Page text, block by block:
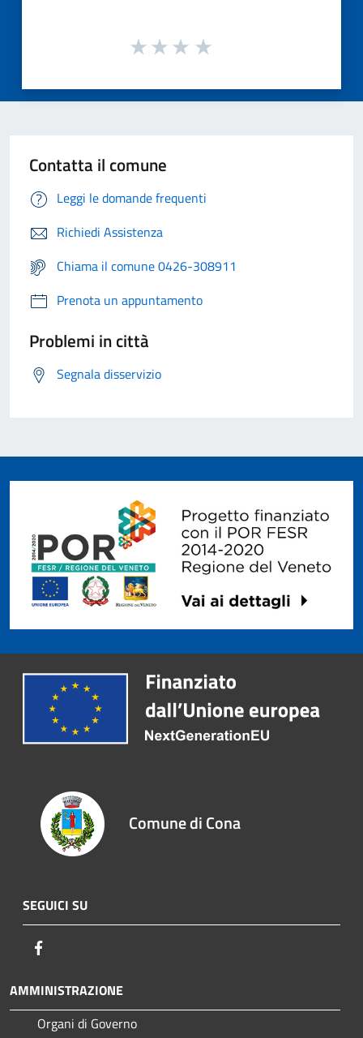
Contatta il comune
Leggi le domande frequenti
Richiedi Assistenza
Chiama il comune 0426-308911
Prenota un appuntamento
Problemi in città
Segnala disservizio
Comune di Cona
SEGUICI SU
AMMINISTRAZIONE
Organi di Governo